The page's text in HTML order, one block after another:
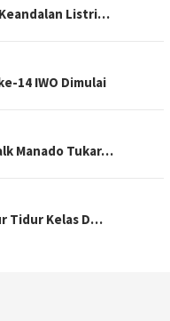
Keandalan Listri…
14 IWO Dimulai
Manado Tukar…
Tidur Kelas D…